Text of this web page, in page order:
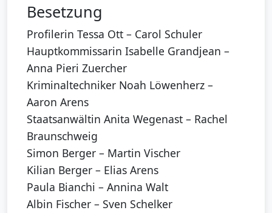
Besetzung
Profilerin Tessa Ott – Carol Schuler
Hauptkommissarin Isabelle Grandjean –
Anna Pieri Zuercher
Kriminaltechniker Noah Löwenherz –
Aaron Arens
Staatsanwältin Anita Wegenast – Rachel
Braunschweig
Simon Berger – Martin Vischer
Kilian Berger – Elias Arens
Paula Bianchi – Annina Walt
Albin Fischer – Sven Schelker